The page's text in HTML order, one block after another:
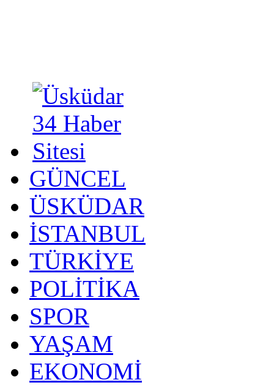
GÜNCEL
ÜSKÜDAR
İSTANBUL
TÜRKİYE
POLİTİKA
SPOR
YAŞAM
EKONOMİ